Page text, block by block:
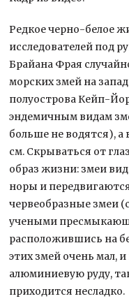
Редкое черно-белое
исследователей под
Брайана Фрая
морских змей на
полуострова Кейп-
эндемичным видам
больше не водятся), а
см. Скрываться от
образ жизни: змеи
норы и
червеобразные змеи
учеными
расположившись на
этих змей очень мал,
алюминиевую руду,
приходится несладко.